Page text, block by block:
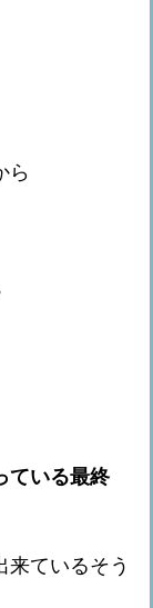
ら
ている最終
来ているそう